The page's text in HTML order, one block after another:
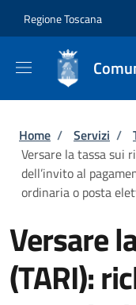
Regione Toscana
Briciole di
Home / Servizi /
Versare la tassa sui
dell’invito al
ordinaria o posta
Versare
(TARI):